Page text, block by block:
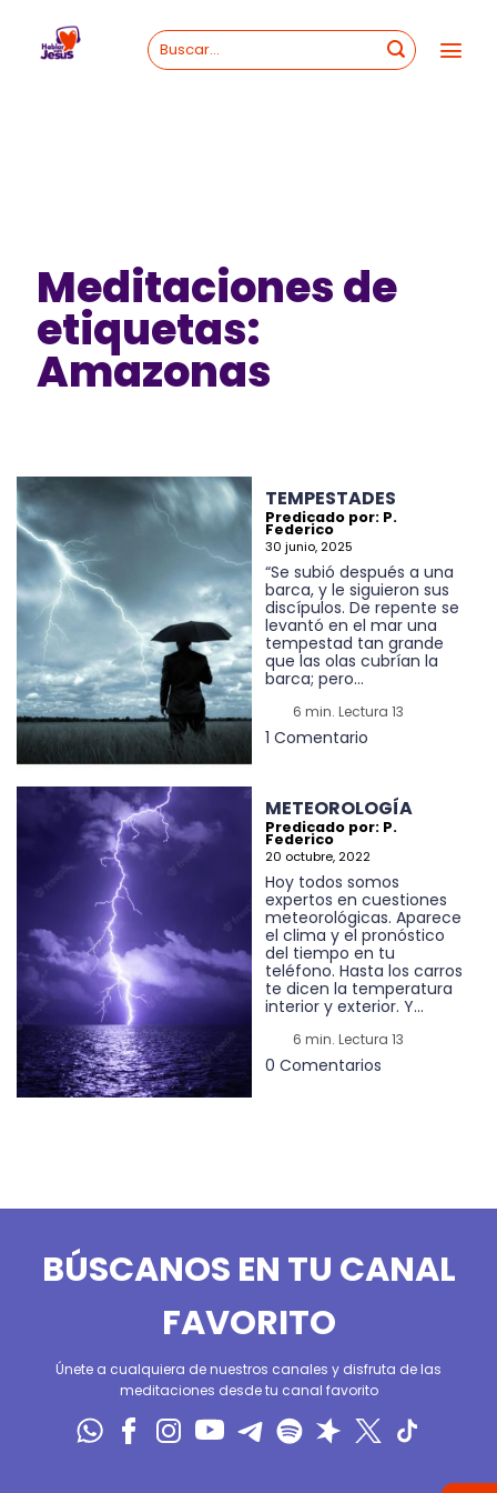
content
Meditaciones de
etiquetas:
Amazonas
TEMPESTADES
Predicado por: P.
Federico
30 junio, 2025
“Se subió después a una
barca, y le siguieron sus
discípulos. De repente se
levantó en el mar una
tempestad tan grande
que las olas cubrían la
barca; pero...
6 min. Lectura 13
1 Comentario
METEOROLOGÍA
Predicado por: P.
Federico
20 octubre, 2022
Hoy todos somos
expertos en cuestiones
meteorológicas. Aparece
el clima y el pronóstico
del tiempo en tu
teléfono. Hasta los carros
te dicen la temperatura
interior y exterior. Y...
6 min. Lectura 13
0 Comentarios
BÚSCANOS EN TU CANAL
FAVORITO
Únete a cualquiera de nuestros canales y disfruta de las
meditaciones desde tu canal favorito